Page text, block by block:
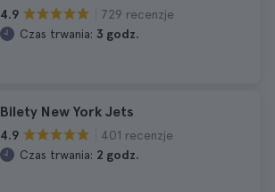
4.9
729 recenzje
Czas trwania: 3 godz.
Bilety New York Jets
4.9
401 recenzje
Czas trwania: 2 godz.